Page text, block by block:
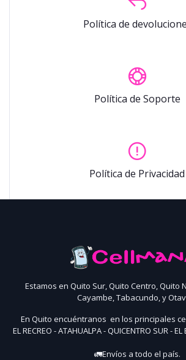
Política de
Política de Soporte
Política de Privacidad
Estamos en Quito Sur, Quito Centro, Quito
Cayambe, Tabacundo, y
En Quito encuéntranos en los principales
EL RECREO - ATAHUALPA - QUICENTRO SUR - EL
🚛Envíos a todo el país.